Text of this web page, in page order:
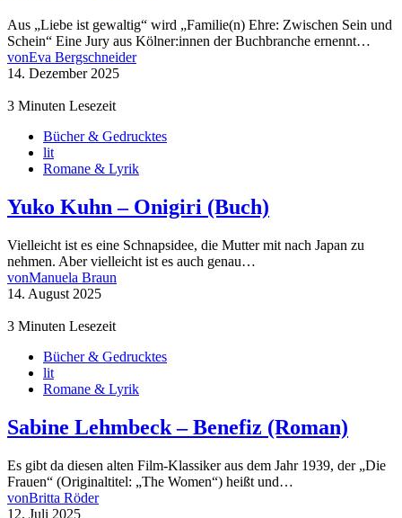
Aus „Liebe ist gewaltig“ wird „Familie(n) Ehre: Zwischen Sein und
Schein“ Eine Jury aus Kölner:innen der Buchbranche ernennt…
vonEva Bergschneider
14. Dezember 2025
3 Minuten Lesezeit
Bücher & Gedrucktes
lit
Romane & Lyrik
Yuko Kuhn – Onigiri (Buch)
Vielleicht ist es eine Schnapsidee, die Mutter mit nach Japan zu
nehmen. Aber vielleicht ist es auch genau…
vonManuela Braun
14. August 2025
3 Minuten Lesezeit
Bücher & Gedrucktes
lit
Romane & Lyrik
Sabine Lehmbeck – Benefiz (Roman)
Es gibt da diesen alten Film-Klassiker aus dem Jahr 1939, der „Die
Frauen“ (Originaltitel: „The Women“) heißt und…
vonBritta Röder
12. Juli 2025